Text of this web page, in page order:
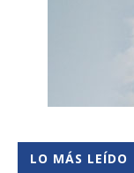
LO MÁS LEÍDO